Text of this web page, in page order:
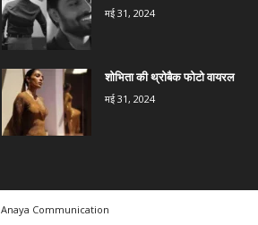
मई 31, 2024
शोभिता की थ्रोबैक फोटो वायरल
मई 31, 2024
Anaya Communication